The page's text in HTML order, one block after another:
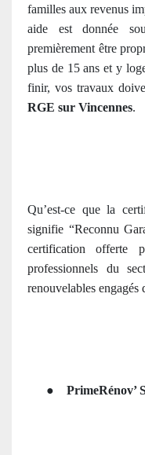
familles aux revenus
aide est donnée
premièrement être
plus de 15 ans et y
finir, vos travaux
RGE sur Vincennes.
Qu’est-ce que la
signifie “Reconnu
certification offerte
professionnels du
renouvelables engagés
● PrimeRénov’